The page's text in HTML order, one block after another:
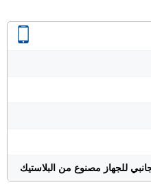
للجهاز مصنوع من البلاستيك